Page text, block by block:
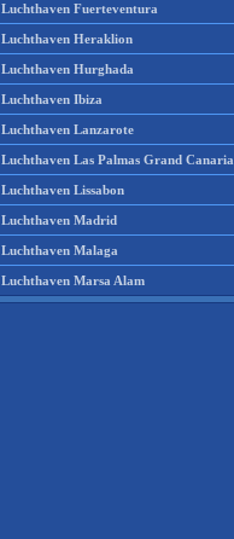
Luchthaven Fuerteventura
Luchthaven Heraklion
Luchthaven Hurghada
Luchthaven Ibiza
Luchthaven Lanzarote
Luchthaven Las Palmas Grand Canaria
Luchthaven Lissabon
Luchthaven Madrid
Luchthaven Malaga
Luchthaven Marsa Alam